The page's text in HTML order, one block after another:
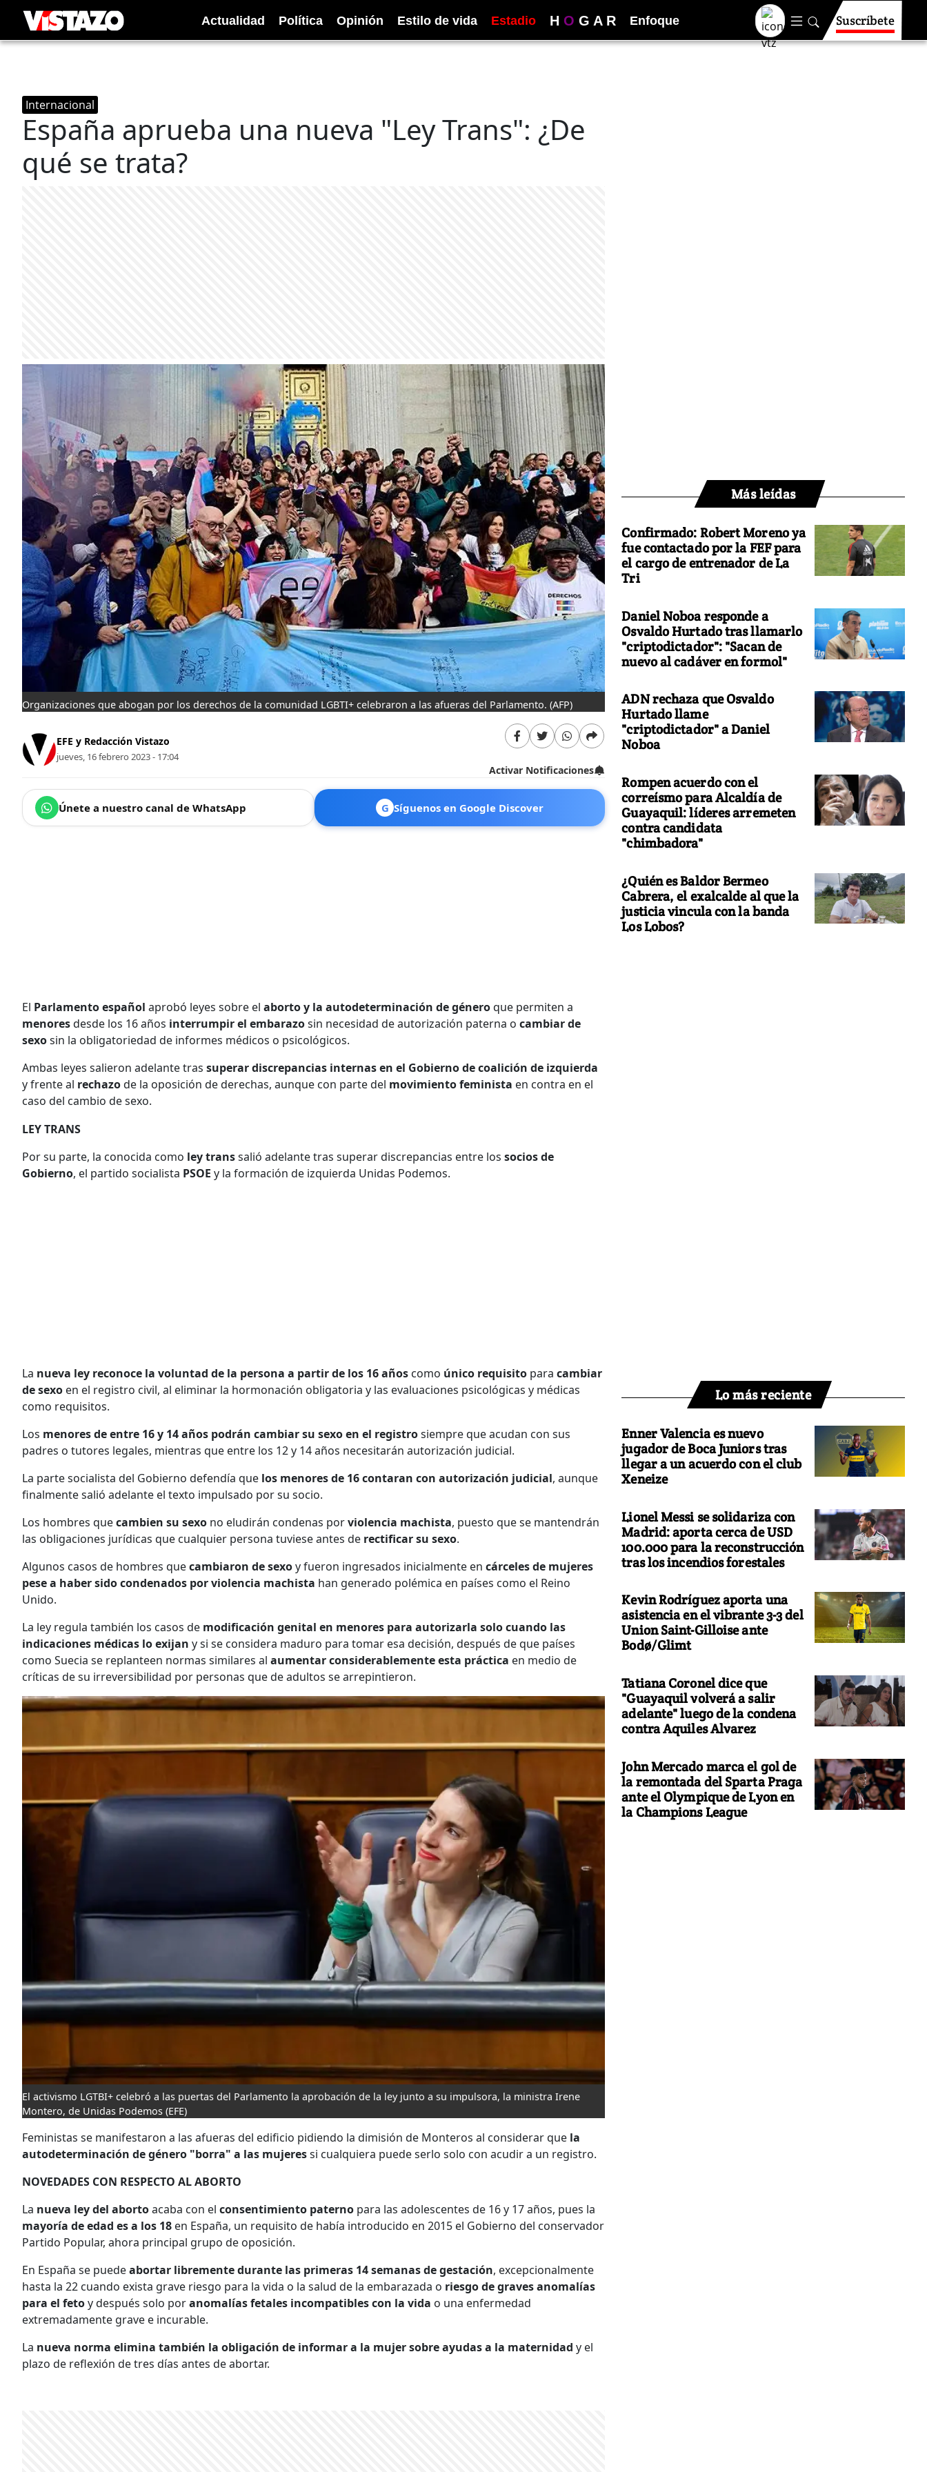
Actualidad Política Opinión Estilo de vida Estadio H O G A R Enfoque Suscríbete
Internacional
España aprueba una nueva "Ley Trans": ¿De
qué se trata?
Organizaciones que abogan por los derechos de la comunidad LGBTI+ celebraron a las afueras del Parlamento. (AFP)
EFE y Redacción Vistazo
jueves, 16 febrero 2023 - 17:04
Activar Notificaciones
Únete a nuestro canal de WhatsApp G Síguenos en Google Discover
El Parlamento español aprobó leyes sobre el aborto y la autodeterminación de géneroque permiten a
menoresdesde los 16 años interrumpir el embarazosin necesidad de autorización paterna o cambiar de
sexosin la obligatoriedad de informes médicos o psicológicos.
Ambas leyes salieron adelante tras superar discrepancias internas en el Gobierno de coalición de izquierda
y frente al rechazode la oposición de derechas, aunque con parte del movimiento feminista en contra en el
caso del cambio de sexo.
LEY TRANS
Por su parte, la conocida como ley transsalió adelante tras superar discrepancias entre los socios de
Gobierno, el partido socialista PSOE y la formación de izquierda Unidas Podemos.
La nueva ley reconoce la voluntad de la persona a partir de los 16 años como único requisito para cambiar
de sexo en el registro civil, al eliminar la hormonación obligatoria y las evaluaciones psicológicas y médicas
como requisitos.
Los menores de entre 16 y 14 años podrán cambiar su sexo en el registrosiempre que acudan con sus
padres o tutores legales, mientras que entre los 12 y 14 años necesitarán autorización judicial.
La parte socialista del Gobierno defendía que los menores de 16 contaran con autorización judicial, aunque
finalmente salió adelante el texto impulsado por su socio.
Los hombres quecambien su sexo no eludirán condenas porviolencia machista, puesto que se mantendrán
las obligaciones jurídicas que cualquier persona tuviese antes de rectificar su sexo.
Algunos casos de hombres quecambiaron de sexoy fueron ingresados inicialmente en cárceles de mujeres
pese a haber sido condenados por violencia machista han generado polémica en países como el Reino
Unido.
La ley regula también los casos de modificación genital en menores para autorizarla solo cuando las
indicaciones médicas lo exijan y si se considera maduro para tomar esa decisión, después de que países
como Suecia se replanteen normas similares al aumentar considerablemente esta práctica en medio de
críticas de su irreversibilidad por personas que de adultos se arrepintieron.
El activismo LGTBI+ celebró a las puertas del Parlamento la aprobación de la ley junto a su impulsora, la ministra Irene
Montero, de Unidas Podemos (EFE)
Feministas se manifestaron a las afueras del edificio pidiendo la dimisión de Monteros al considerar que la
autodeterminación de género "borra" a las mujeressi cualquiera puede serlo solo con acudir a un registro.
NOVEDADES CON RESPECTO AL ABORTO
La nueva ley del abortoacaba con el consentimiento paterno para las adolescentes de 16 y 17 años, pues la
mayoría de edad es a los 18 en España, un requisito de había introducido en 2015 el Gobierno del conservador
Partido Popular, ahora principal grupo de oposición.
En España se puedeabortar libremente durante las primeras 14 semanas de gestación, excepcionalmente
hasta la 22 cuando exista grave riesgo para la vida o la salud de la embarazada o riesgo de graves anomalías
para el fetoy después solo poranomalías fetales incompatibles con la vida o una enfermedad
extremadamente grave e incurable.
La nueva norma elimina también la obligación de informar a la mujer sobre ayudas a la maternidad y el
plazo de reflexión de tres días antes de abortar.
Más leídas
Confirmado: Robert Moreno ya
fue contactado por la FEF para
el cargo de entrenador de La
Tri
Daniel Noboa responde a
Osvaldo Hurtado tras llamarlo
"criptodictador": "Sacan de
nuevo al cadáver en formol"
ADN rechaza que Osvaldo
Hurtado llame
"criptodictador" a Daniel
Noboa
Rompen acuerdo con el
correísmo para Alcaldía de
Guayaquil: líderes arremeten
contra candidata
"chimbadora"
¿Quién es Baldor Bermeo
Cabrera, el exalcalde al que la
justicia vincula con la banda
Los Lobos?
Lo más reciente
Enner Valencia es nuevo
jugador de Boca Juniors tras
llegar a un acuerdo con el club
Xeneize
Lionel Messi se solidariza con
Madrid: aporta cerca de USD
100.000 para la reconstrucción
tras los incendios forestales
Kevin Rodríguez aporta una
asistencia en el vibrante 3-3 del
Union Saint-Gilloise ante
Bodø/Glimt
Tatiana Coronel dice que
"Guayaquil volverá a salir
adelante" luego de la condena
contra Aquiles Alvarez
John Mercado marca el gol de
la remontada del Sparta Praga
ante el Olympique de Lyon en
la Champions League